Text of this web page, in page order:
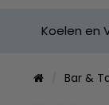
Koelen en
Bar &